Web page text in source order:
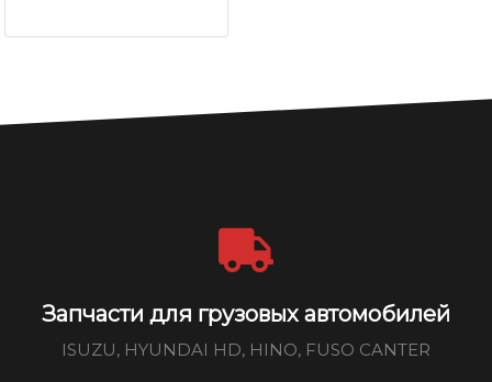
Запчасти для грузовых автомобилей
ISUZU, HYUNDAI HD, HINO, FUSO CANTER